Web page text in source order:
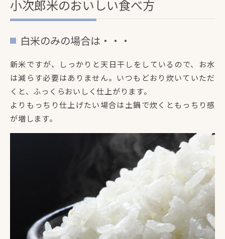
小次郎米のおいしい食べ方
白米のみの場合は・・・
新米ですが、しっかりと天日干しをしているので、お水
は減らす必要はありません。いつもどおり炊いていただ
くと、ふっくらおいしく仕上がります。
よりもっちり仕上げたい場合は土鍋で炊くともっちり感
が増します。